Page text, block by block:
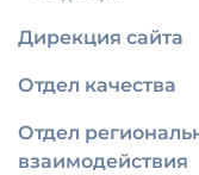
Дирекция сайта
Отдел качества
Отдел
взаимодействия